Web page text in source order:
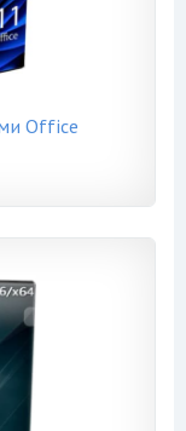
Office